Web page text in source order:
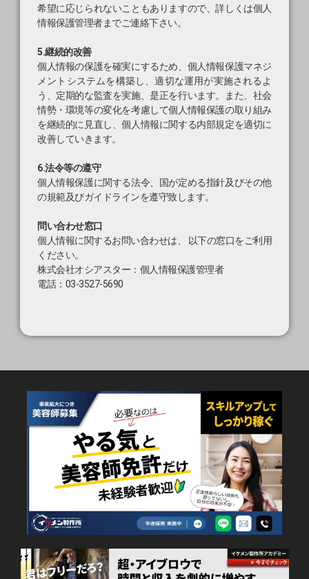
希望に応じられないこともありますので、詳しくは個人
情報保護管理者までご連絡下さい。
5.継続的改善
個人情報の保護を確実にするため、個人情報保護マネジ
メントシステムを構築し、適切な運用が実施されるよ
う、定期的な監査を実施、是正を行います。また、社会
情勢・環境等の変化を考慮して個人情報保護の取り組み
を継続的に見直し、個人情報に関する内部規定を適切に
改善していきます。
6.法令等の遵守
個人情報保護に関する法令、国が定める指針及びその他
の規範及びガイドラインを遵守致します。
問い合わせ窓口
個人情報に関するお問い合わせは、 以下の窓口をご利用
ください。
株式会社オシアスター：個人情報保護管理者
電話：03-3527-5690